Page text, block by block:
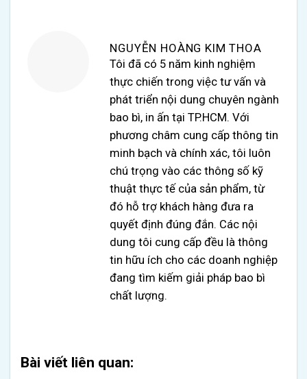
NGUYỄN HOÀNG KIM THOA
Tôi đã có 5 năm kinh nghiệm
thực chiến trong việc tư vấn và
phát triển nội dung chuyên ngành
bao bì, in ấn tại TP.HCM. Với
phương châm cung cấp thông tin
minh bạch và chính xác, tôi luôn
chú trọng vào các thông số kỹ
thuật thực tế của sản phẩm, từ
đó hỗ trợ khách hàng đưa ra
quyết định đúng đắn. Các nội
dung tôi cung cấp đều là thông
tin hữu ích cho các doanh nghiệp
đang tìm kiếm giải pháp bao bì
chất lượng.
Bài viết liên quan: